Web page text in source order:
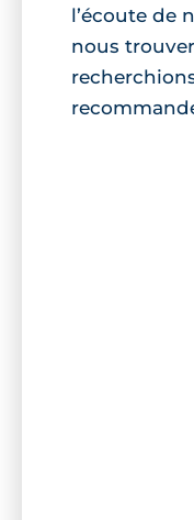
l’écoute de
nous